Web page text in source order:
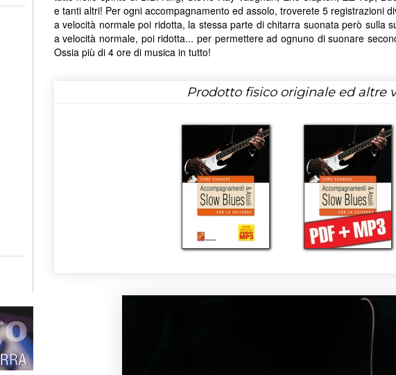
e tanti altri! Per ogni accompagnamento ed assolo, troverete 5 registrazioni
a velocità normale poi ridotta, la stessa parte di chitarra suonata però sulla
a velocità normale, poi ridotta... per permettere ad ognuno di suonare
Ossia più di 4 ore di musica in tutto!
Prodotto fisico originale ed altre